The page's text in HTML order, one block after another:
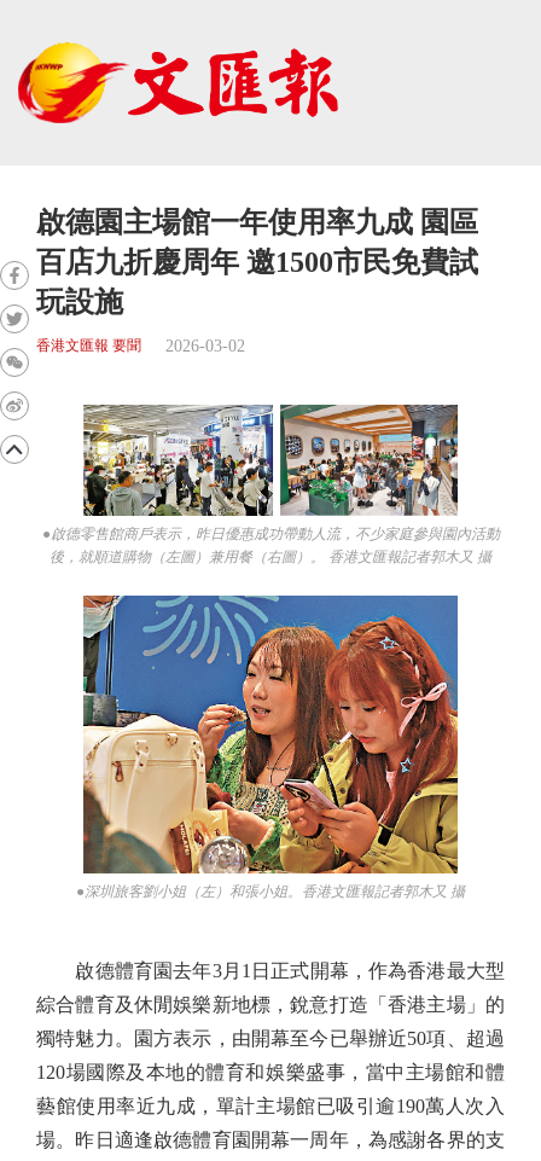
啟德園主場館一年使用率九成 園區
百店九折慶周年 邀1500市民免費試
玩設施
香港文匯報 要聞 2026-03-02
●啟德零售館商戶表示，昨日優惠成功帶動人流，不少家庭參與園內活動
後，就順道購物（左圖）兼用餐（右圖）。 香港文匯報記者郭木又 攝
●深圳旅客劉小姐（左）和張小姐。香港文匯報記者郭木又 攝
啟德體育園去年3月1日正式開幕，作為香港最大型
綜合體育及休閒娛樂新地標，銳意打造「香港主場」的
獨特魅力。園方表示，由開幕至今已舉辦近50項、超過
120場國際及本地的體育和娛樂盛事，當中主場館和體
藝館使用率近九成，單計主場館已吸引逾190萬人次入
場。昨日適逢啟德體育園開幕一周年，為感謝各界的支